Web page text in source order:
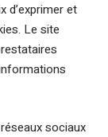
d’exprimer et
Le site
sociaux